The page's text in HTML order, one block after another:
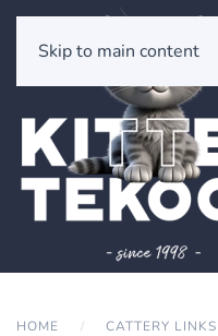
Skip to main content
HOME CATTERY LINKS